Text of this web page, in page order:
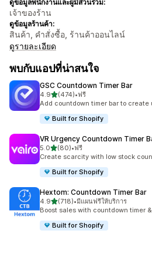
ดูข้อมูลพนักงานและผู้มีส่วนร่วม:
เจ้าของร้าน
ดูข้อมูลร้านค้า:
สินค้า, คำสั่งซื้อ, ร้านค้าออนไลน์
ดูรายละเอียด
พบกับแอปที่น่าสนใจ
GSC Countdown Timer Bar
4.9เต็ม 5 ดาว
(474)
ทั้งหมด 474 รีวิว
•ฟรี
Add countdown timer bar to
Built for Shopify
VR Urgency Countdown Timer
5.0เต็ม 5 ดาว
(80)
ทั้งหมด 80 รีวิว
•ฟรี
Create scarcity with low stock
Built for Shopify
Hextom: Countdown Timer Bar
4.9เต็ม 5 ดาว
(718)
ทั้งหมด 718 รีวิว
•มีแผนฟรีให้บริการ
Boost sales with countdown timer
Built for Shopify